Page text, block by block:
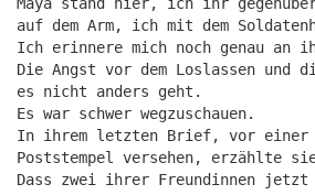
auf dem Arm, ich mit dem
Ich erinnere mich noch genau an
Die Angst vor dem Loslassen und
es nicht anders geht.
Es war schwer wegzuschauen.
In ihrem letzten Brief, vor einer
Poststempel versehen, erzählte
Dass zwei ihrer Freundinnen